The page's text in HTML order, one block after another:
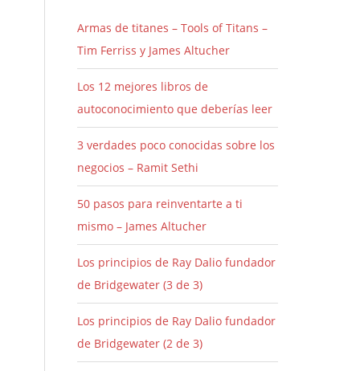
Armas de titanes – Tools of Titans –
Tim Ferriss y James Altucher
Los 12 mejores libros de
autoconocimiento que deberías leer
3 verdades poco conocidas sobre los
negocios – Ramit Sethi
50 pasos para reinventarte a ti
mismo – James Altucher
Los principios de Ray Dalio fundador
de Bridgewater (3 de 3)
Los principios de Ray Dalio fundador
de Bridgewater (2 de 3)